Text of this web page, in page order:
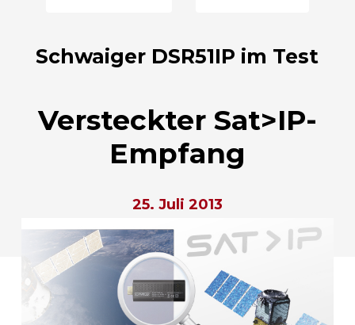
Schwaiger DSR51IP im Test
Versteckter Sat>IP-
Empfang
25. Juli 2013